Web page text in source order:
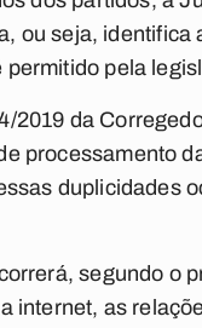
ou seja, identifica
pela
2019 da
processamento
duplicidades
segundo o
internet, as